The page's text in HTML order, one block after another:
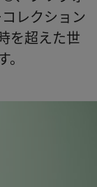
レクション
を超えた世